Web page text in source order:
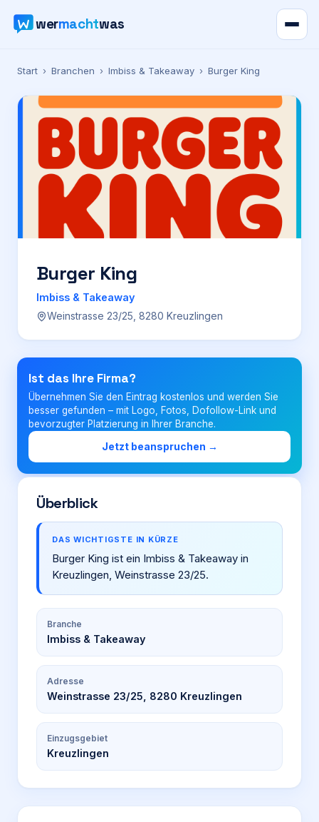
wermachtwas
Verzeichnis
Karte
Ratgeber
Preise
Für Firmen
Login
Firma eintragen
Start › Branchen › Imbiss & Takeaway › Burger King
Burger King
Imbiss & Takeaway
Weinstrasse 23/25, 8280 Kreuzlingen
Ist das Ihre Firma?
Übernehmen Sie den Eintrag kostenlos und werden Sie
besser gefunden – mit Logo, Fotos, Dofollow-Link und
bevorzugter Platzierung in Ihrer Branche.
Jetzt beanspruchen →
Überblick
DAS WICHTIGSTE IN KÜRZE
Burger King ist ein Imbiss & Takeaway in
Kreuzlingen, Weinstrasse 23/25.
Branche
Imbiss & Takeaway
Adresse
Weinstrasse 23/25, 8280 Kreuzlingen
Einzugsgebiet
Kreuzlingen